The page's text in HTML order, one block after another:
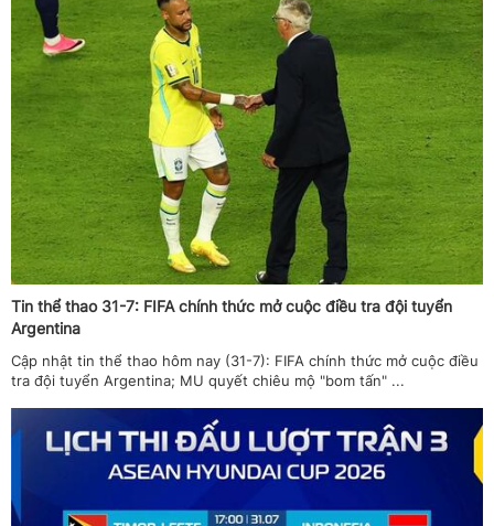
Tin thể thao 31-7: FIFA chính thức mở cuộc điều tra đội tuyển
Argentina
Cập nhật tin thể thao hôm nay (31-7): FIFA chính thức mở cuộc điều
tra đội tuyển Argentina; MU quyết chiêu mộ "bom tấn" ...